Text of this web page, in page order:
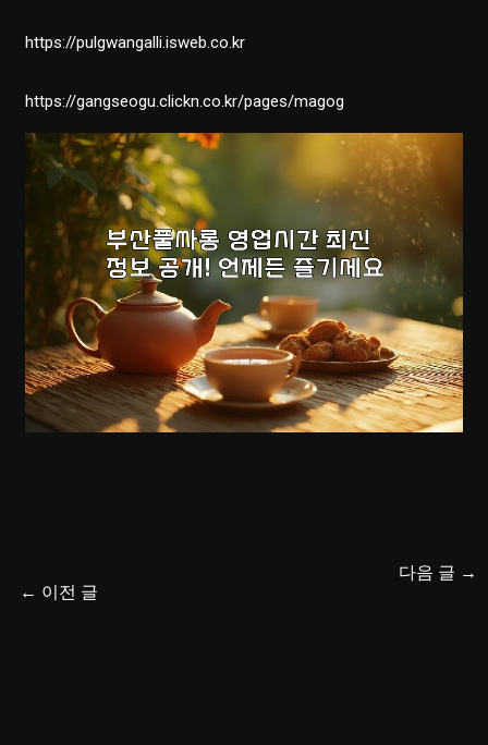
https://pulgwangalli.isweb.co.kr
https://gangseogu.clickn.co.kr/pages/magog
← 이전 글
다음 글 →